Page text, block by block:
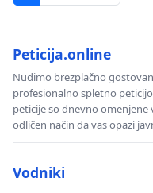
Peticija.online
Nudimo brezplačno
profesionalno spletno
peticije so dnevno
odličen način da vas opazi
Vodniki